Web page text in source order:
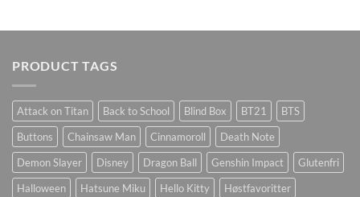
PRODUCT TAGS
Attack on Titan Back to School Blind Box BT21
BTS
Buttons
Chainsaw Man Cinnamoroll
Death Note
Demon Slayer
Disney Dragon Ball Genshin Impact
Glutenfri
Halloween
Hatsune Miku Hello Kitty
Høstfavoritter